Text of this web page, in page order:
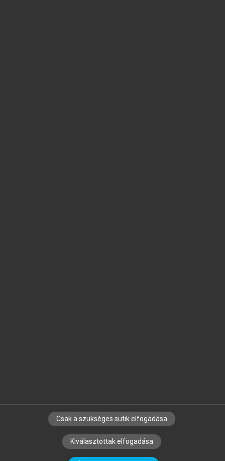
SZERZŐKNEK CÉGEKNEK KÖNYVTÁROSOKNAK
SZERKESZTÉSI ÉS LEKTORÁLÁSI ALAPELVEK
Csak a szükséges sütik elfogadása
Kiválasztottak elfogadása